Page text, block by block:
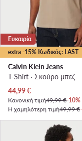
extra -15% Κωδικός: LAST
Ευκαιρία
Calvin Klein Jeans
T-Shirt · Σκούρο μπεζ
Τρέχουσα τιμή
44,99€
Κανονική τιμή49,99 €-10%
Η χαμηλότερη τιμή49,99 €